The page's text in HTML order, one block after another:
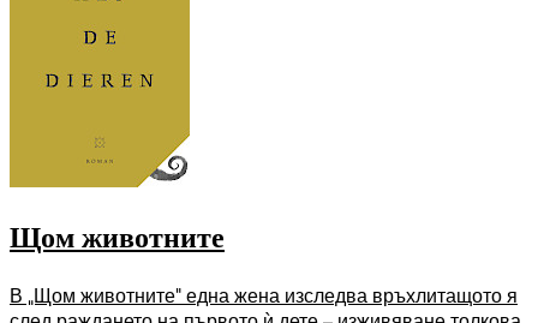
Щом животните
В „Щом животните” една жена изследва връхлитащото я